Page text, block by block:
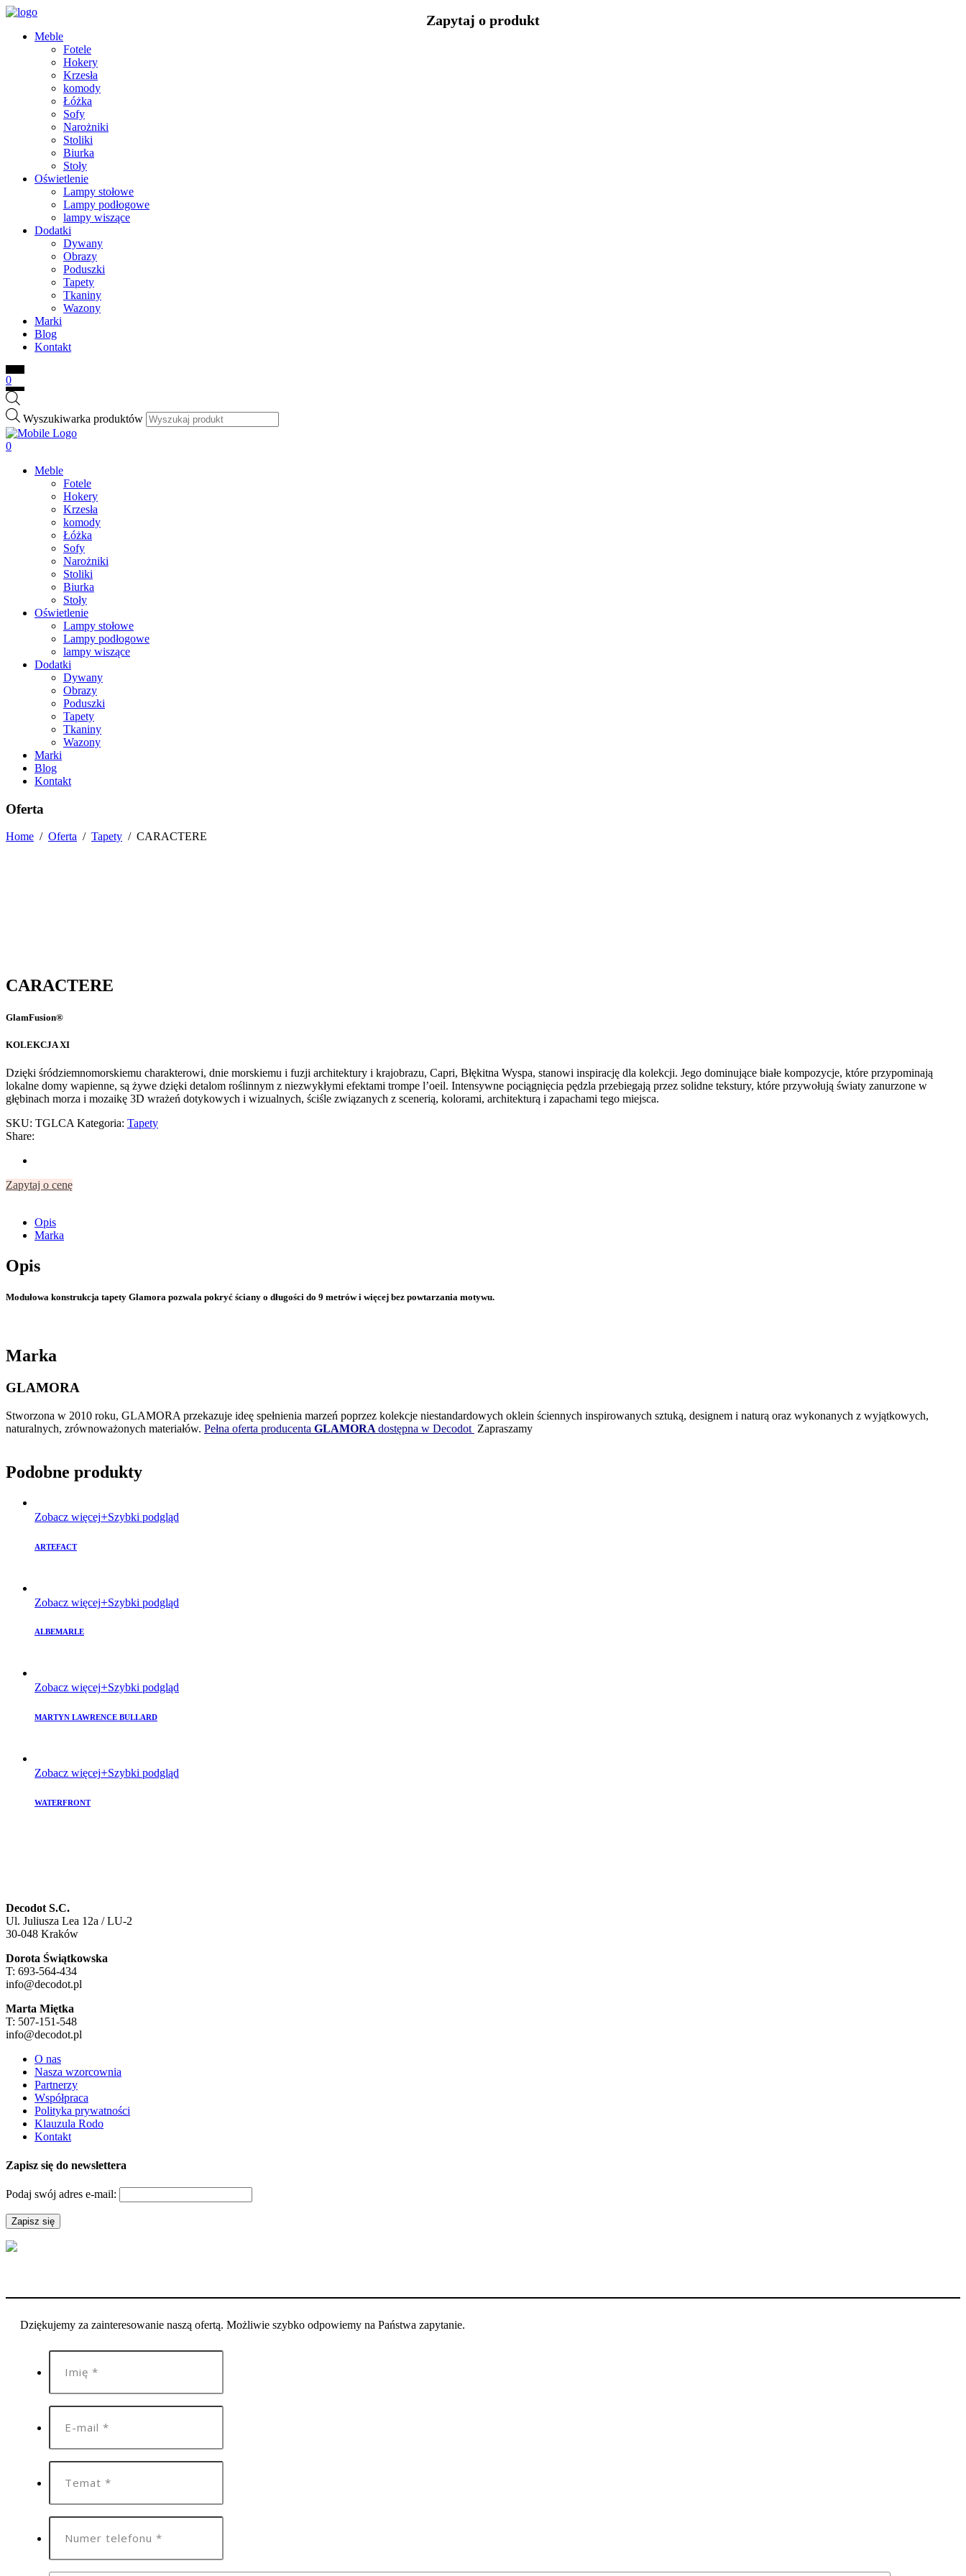
Meble
Fotele
Hokery
Krzesła
komody
Łóżka
Sofy
Narożniki
Stoliki
Biurka
Stoły
Oświetlenie
Lampy stołowe
Lampy podłogowe
lampy wiszące
Dodatki
Dywany
Obrazy
Poduszki
Tapety
Tkaniny
Wazony
Marki
Blog
Kontakt
0
Wyszukiwarka produktów
0
Meble
Fotele
Hokery
Krzesła
komody
Łóżka
Sofy
Narożniki
Stoliki
Biurka
Stoły
Oświetlenie
Lampy stołowe
Lampy podłogowe
lampy wiszące
Dodatki
Dywany
Obrazy
Poduszki
Tapety
Tkaniny
Wazony
Marki
Blog
Kontakt
Oferta
Home / Oferta / Tapety / CARACTERE
CARACTERE
GlamFusion®
KOLEKCJA XI
Dzięki śródziemnomorskiemu charakterowi, dnie morskiemu i fuzji architektury i krajobrazu, Capri, Błękitna Wyspa, stanowi inspirację dla kolekcji. Jego dominujące białe kompozycje, które przypominają
lokalne domy wapienne, są żywe dzięki detalom roślinnym z niezwykłymi efektami trompe l’oeil. Intensywne pociągnięcia pędzla przebiegają przez solidne tekstury, które przywołują światy zanurzone w
głębinach morza i mozaikę 3D wrażeń dotykowych i wizualnych, ściśle związanych z scenerią, kolorami, architekturą i zapachami tego miejsca.
SKU: TGLCA Kategoria: Tapety
Share:
Zapytaj o cenę
Opis
Marka
Opis
Modułowa konstrukcja tapety Glamora pozwala pokryć ściany o długości do 9 metrów i więcej bez powtarzania motywu.
Marka
GLAMORA
Stworzona w 2010 roku, GLAMORA przekazuje ideę spełnienia marzeń poprzez kolekcje niestandardowych oklein ściennych inspirowanych sztuką, designem i naturą oraz wykonanych z wyjątkowych,
naturalnych, zrównoważonych materiałów. Pełna oferta producenta GLAMORA dostępna w Decodot Zapraszamy
Podobne produkty
Zobacz więcej Szybki podgląd
ARTEFACT
Zobacz więcej Szybki podgląd
ALBEMARLE
Zobacz więcej Szybki podgląd
MARTYN LAWRENCE BULLARD
Zobacz więcej Szybki podgląd
WATERFRONT
Decodot S.C.
Ul. Juliusza Lea 12a / LU-2
30-048 Kraków
Dorota Świątkowska
T: 693-564-434
info@decodot.pl
Marta Miętka
T: 507-151-548
info@decodot.pl
O nas
Nasza wzorcownia
Partnerzy
Współpraca
Polityka prywatności
Klauzula Rodo
Kontakt
Zapisz się do newslettera
Podaj swój adres e-mail:
Dziękujemy za zainteresowanie naszą ofertą. Możliwie szybko odpowiemy na Państwa zapytanie.